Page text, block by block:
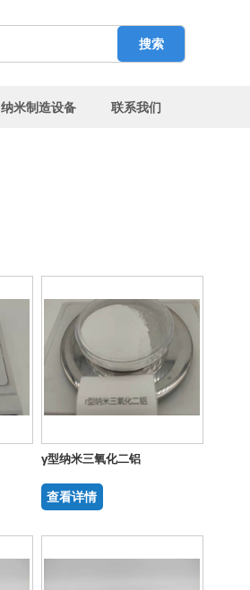
搜索
纳米制造设备 联系我们
γ型纳米三氧化二铝
查看详情